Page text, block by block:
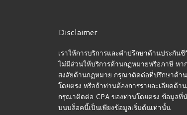
Disclaimer
เราให้การบริการและคำปรึกษาด้านประกัน
ไม่มีส่วนให้บริการด้านกฏหมายหรือภาษี หา
สงสัยด้านกฏหมาย กรุณาติดต่อที่ปรึกษาด้า
โดยตรง หรือถ้าท่านต้องการรายละเอียดด้า
กรุณาติดต่อ CPA ของท่านโดยตรง ข้อมูลที่
บนบล็อคนี้เป็นเพียงข้อมูลเริ่มต้นเท่านั้น